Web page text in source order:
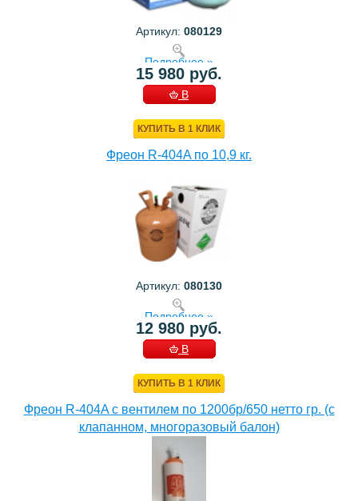
Артикул: 080129
Подробнее »
15 980 руб.
В
КУПИТЬ В 1 КЛИК
Фреон R-404A по 10,9 кг.
Артикул: 080130
Подробнее »
12 980 руб.
В
КУПИТЬ В 1 КЛИК
Фреон R-404A с вентилем по 1200бр/650 нетто гр. (с
клапанном, многоразовый балон)